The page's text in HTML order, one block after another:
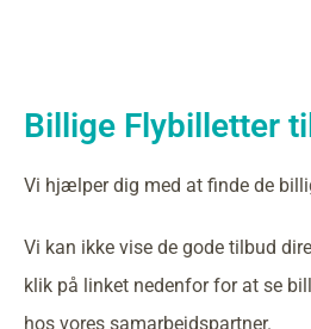
Billige Flybilletter
Vi hjælper dig med at finde de
Vi kan ikke vise de gode tilbud
klik på linket nedenfor for at se
hos vores samarbejdspartner.